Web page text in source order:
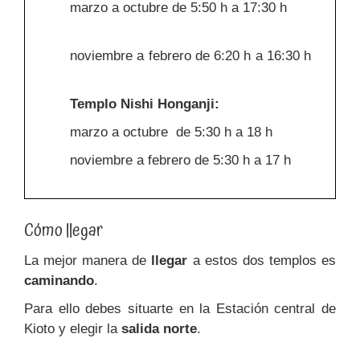
marzo a octubre de 5:50 h a 17:30 h
noviembre a febrero de 6:20 h a 16:30 h
Templo Nishi Honganji:
marzo a octubre de 5:30 h a 18 h
noviembre a febrero de 5:30 h a 17 h
Cómo llegar
La mejor manera de llegar a estos dos templos es
caminando.
Para ello debes situarte en la Estación central de
Kioto y elegir la salida norte.